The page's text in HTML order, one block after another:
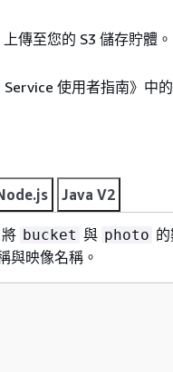
傳至您的 S3 儲存貯體
使用者指南》 中的
Java V2
bucket 與 photo
與映像名稱。